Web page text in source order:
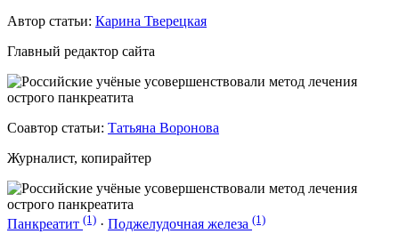
Автор статьи: Карина Тверецкая
Главный редактор сайта
Соавтор статьи: Татьяна Воронова
Журналист, копирайтер
Панкреатит (1) · Поджелудочная железа (1)